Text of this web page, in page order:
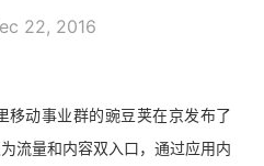
22, 2016
移动事业群的豌豆荚在京发布了
流量和内容双入口，通过应用内